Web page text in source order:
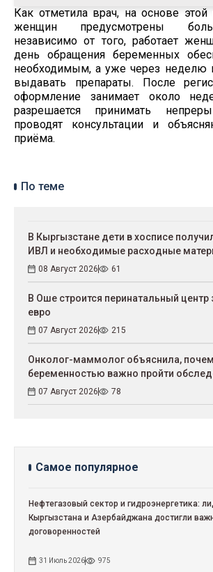
Как отметила врач, на основе
женщин предусмотрены
независимо от того, работает
день обращения беременных
необходимым, а уже через неделю
выдавать препараты. После
оформление занимает около
разрешается принимать
проводят консультации и
приёма.
По теме
В Кыргызстане дети в хосписе
ИВЛ и необходимые расходные
08 Август 2026 61
В Оше строится перинатальный центр
евро
07 Август 2026 215
Онколог-маммолог объяснила,
беременностью важно пройти
07 Август 2026 78
Самое популярное
Нефтегазовый сектор и гидроэнергетика:
Кыргызстана и Азербайджана достигли
договоренностей
31 Июль 2026 975